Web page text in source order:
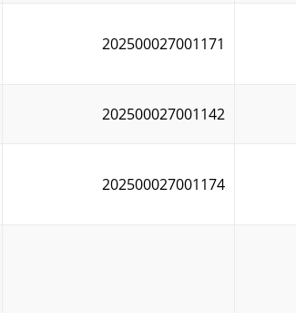
202500027001171
202500027001142
202500027001174